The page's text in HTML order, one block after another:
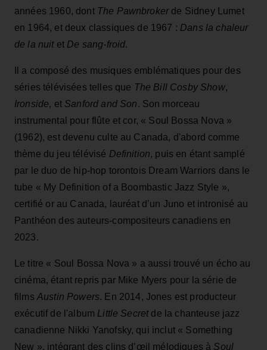
années 1960, dont The Pawnbrokerde Sidney Lumet
en 1964, et deux classiques de 1967 : Dans la chaleur
de la nuitet De sang-froid.
Il a composé des musiques emblématiques pour des
séries télévisées telles que The Bill Cosby Show,
Ironside, et Sanford and Son. Son morceau
instrumental pour flûte et cor, « Soul Bossa Nova »
(1962), est devenu culte au Canada, d'abord comme
thème du jeu télévisé Definition, puis en étant samplé
par le duo de hip-hop torontois Dream Warriors dans le
tube « My Definition of a Boombastic Jazz Style »,
certifié or au Canada, lauréat d’un Juno et intronisé au
Panthéon des auteurs-compositeurs canadiens en
2023.
Le titre « Soul Bossa Nova » a aussi trouvé un écho au
cinéma, étant repris par Mike Myers pour la série de
films Austin Powers. En 2014, Jones est producteur
exécutif de l'album Little Secretde la chanteuse jazz
canadienne Nikki Yanofsky, qui inclut « Something
New », intégrant des clins d’œil mélodiques à Soul